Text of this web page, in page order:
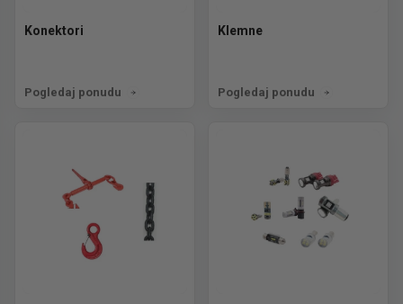
Konektori
Pogledaj ponudu
Klemne
Pogledaj ponudu